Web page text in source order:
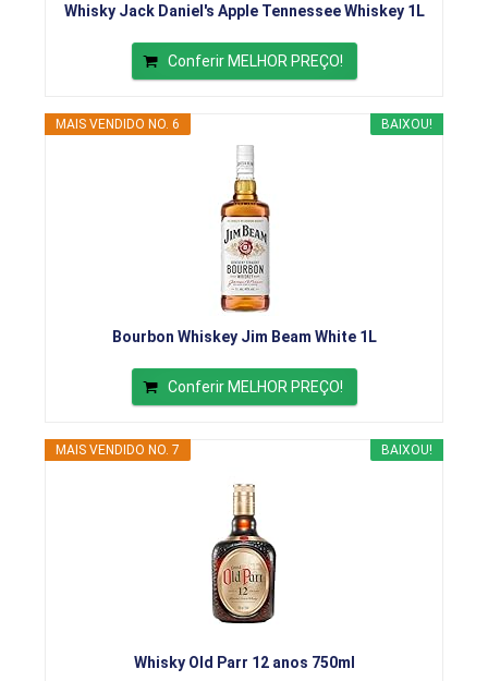
Whisky Jack Daniel's Apple Tennessee Whiskey 1L
Conferir MELHOR PREÇO!
BAIXOU!
MAIS VENDIDO NO. 6
Bourbon Whiskey Jim Beam White 1L
Conferir MELHOR PREÇO!
BAIXOU!
MAIS VENDIDO NO. 7
Whisky Old Parr 12 anos 750ml